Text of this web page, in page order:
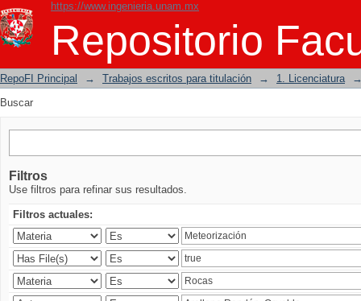
https://www.ingenieria.unam.mx
Repositorio
Buscar
RepoFI Principal → Trabajos escritos para titulación → 1. Licenciatura
Buscar
Filtros
Use filtros para refinar sus resultados.
Filtros actuales: